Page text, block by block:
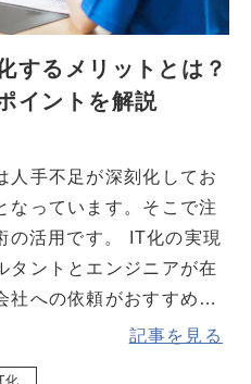
するメリットとは？
イントを解説
人手不足が深刻化してお
なっています。そこで注
の活用です。 IT化の実現
タントとエンジニアが在
社への依頼がおすすめで
記事を見る